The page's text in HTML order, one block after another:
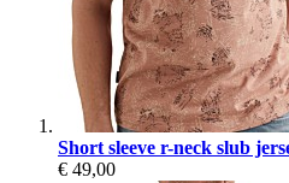
Short sleeve r-neck slub
€ 49,00